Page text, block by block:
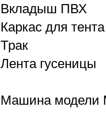
Вкладыш ПВХ
Каркас для
Трак
Лента гусеницы
Машина модели